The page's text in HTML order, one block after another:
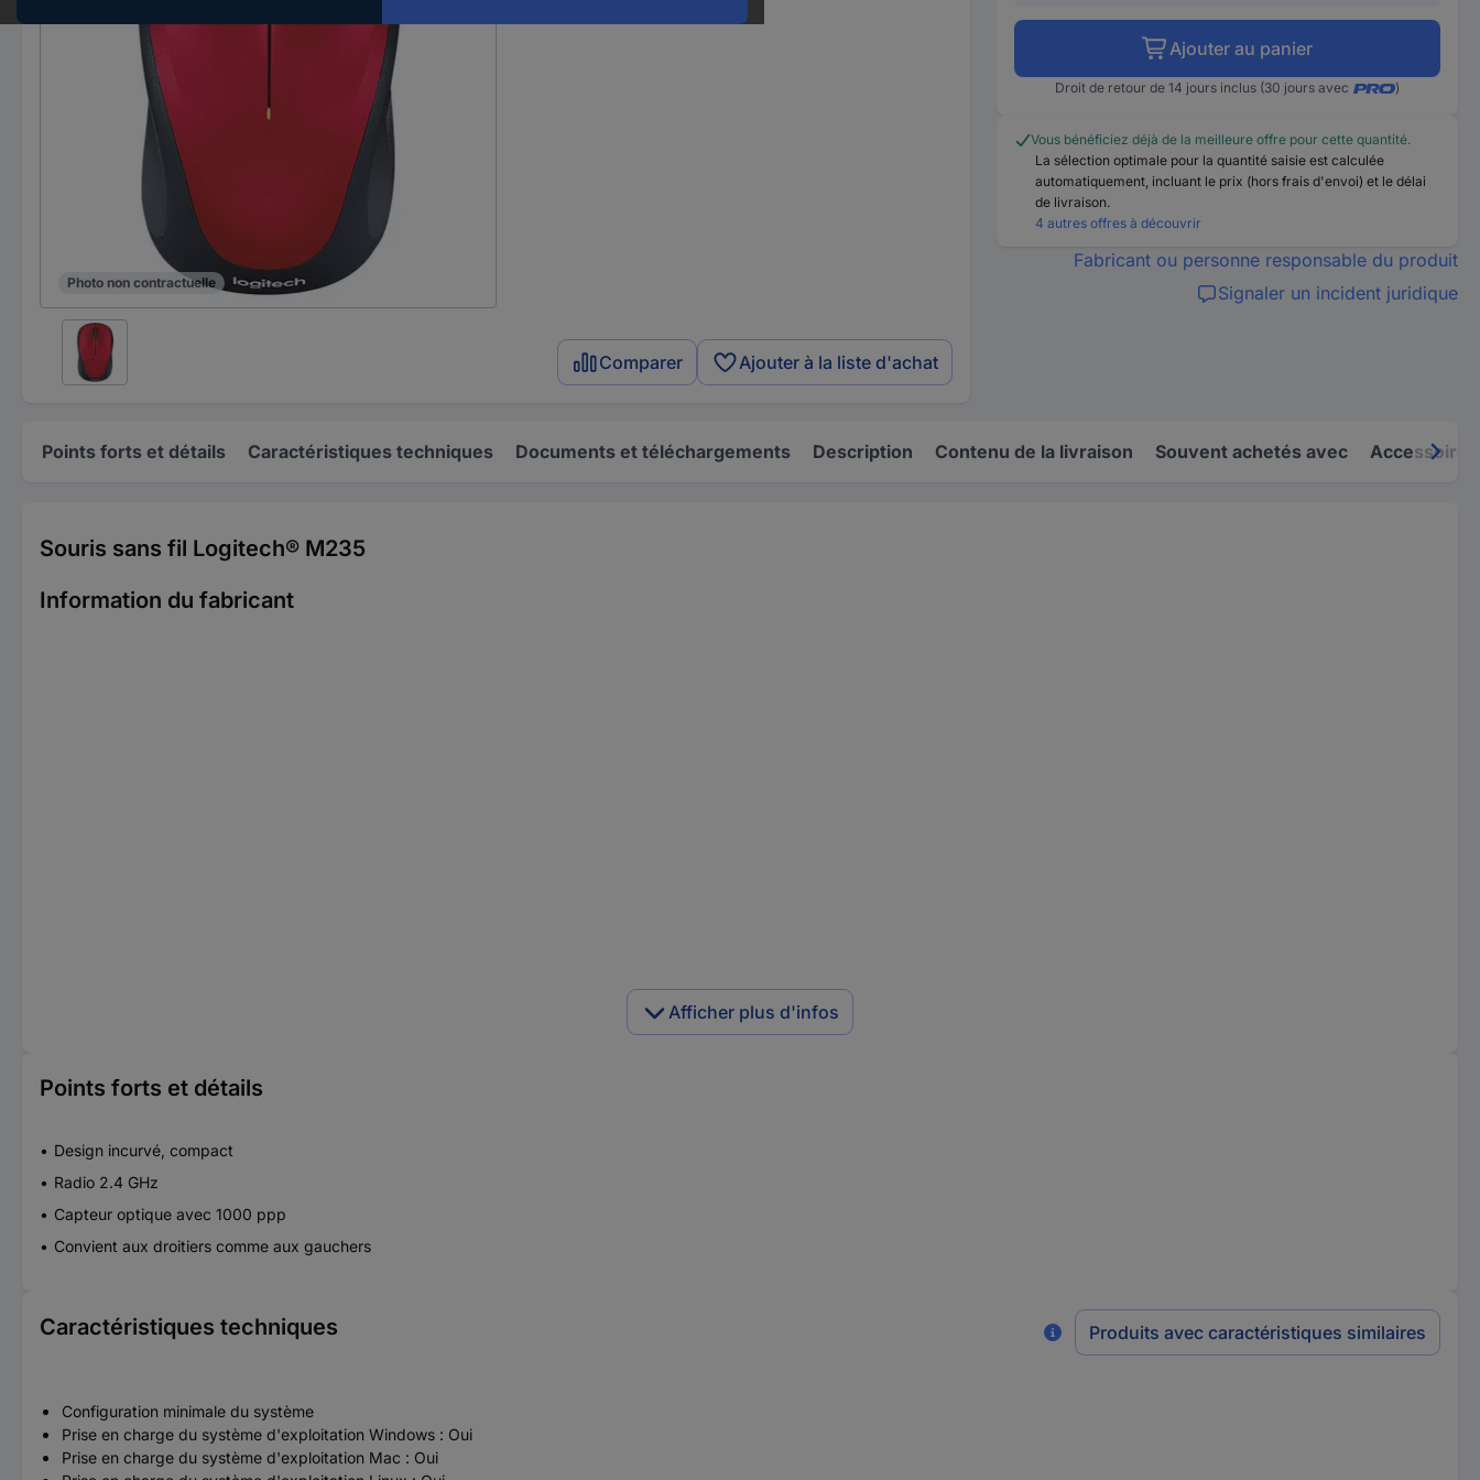
Photo non contractuelle
Comparer Ajouter à la liste d'achat
Ajouter au panier
Droit de retour de 14 jours inclus (30 jours avec )
Vous bénéficiez déjà de la meilleure offre pour cette quantité.
La sélection optimale pour la quantité saisie est calculée
automatiquement, incluant le prix (hors frais d'envoi) et le délai
de livraison.
4 autres offres à découvrir
Fabricant ou personne responsable du produit
Signaler un incident juridique
Points forts et détails Caractéristiques techniques Documents et téléchargements Description Contenu de la livraison Souvent achetés avec Accessoires
Souris sans fil Logitech® M235
Information du fabricant
Afficher plus d'infos
Points forts et détails
Design incurvé, compact
Radio 2.4 GHz
Capteur optique avec 1000 ppp
Convient aux droitiers comme aux gauchers
Caractéristiques techniques Produits avec caractéristiques similaires
Configuration minimale du système
Prise en charge du système d'exploitation Windows : Oui
Prise en charge du système d'exploitation Mac : Oui